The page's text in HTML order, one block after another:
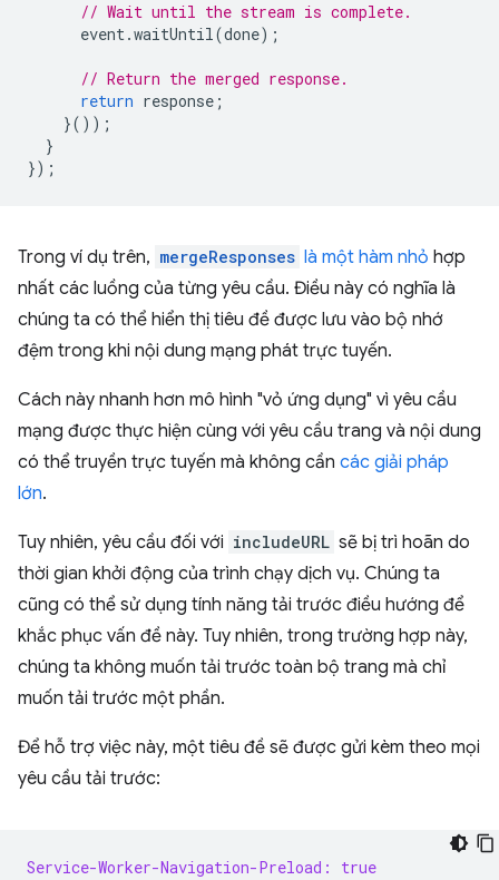
// Wait until the stream is complete.
event.waitUntil(done);
// Return the merged response.
return response ;
}());
}
});
Trong ví dụ trên, mergeResponses là một hàm nhỏ hợp
nhất các luồng của từng yêu cầu. Điều này có nghĩa là
chúng ta có thể hiển thị tiêu đề được lưu vào bộ nhớ
đệm trong khi nội dung mạng phát trực tuyến.
Cách này nhanh hơn mô hình "vỏ ứng dụng" vì yêu cầu
mạng được thực hiện cùng với yêu cầu trang và nội dung
có thể truyền trực tuyến mà không cần các giải pháp
lớn.
Tuy nhiên, yêu cầu đối với includeURL sẽ bị trì hoãn do
thời gian khởi động của trình chạy dịch vụ. Chúng ta
cũng có thể sử dụng tính năng tải trước điều hướng để
khắc phục vấn đề này. Tuy nhiên, trong trường hợp này,
chúng ta không muốn tải trước toàn bộ trang mà chỉ
muốn tải trước một phần.
Để hỗ trợ việc này, một tiêu đề sẽ được gửi kèm theo mọi
yêu cầu tải trước:
Service-Worker-Navigation-Preload: true